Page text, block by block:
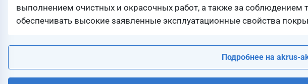
выполнением очистных и окрасочных работ, а также за соблюдением
обеспечивать высокие заявленные эксплуатационные свойства
Подробнее на akrus-